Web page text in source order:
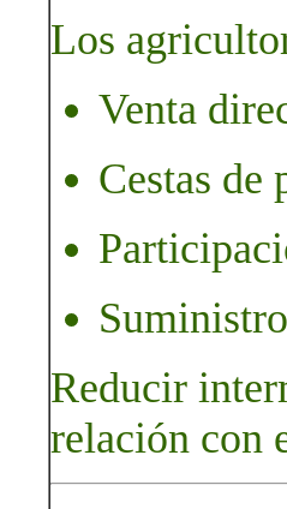
Los
Venta
Cestas de
Reducir
relación con